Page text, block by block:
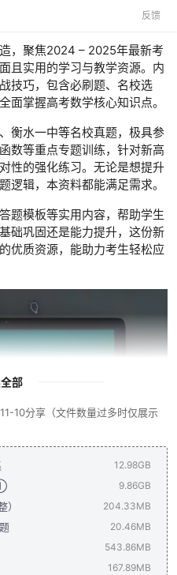
反馈
，聚焦2024 – 2025年最新考
且实用的学习与教学资源。内
技巧，包含必刷题、名校选
面掌握高考数学核心知识点。
衡水一中等名校真题，极具参
数等重点专题训练，针对新高
性的强化练习。无论是想提升
逻辑，本资料都能满足需求。
题模板等实用内容，帮助学生
础巩固还是能力提升，这份新
优质资源，能助力考生轻松应
部
10分享（文件数量过多时仅展示
12.98GB
9.86GB
） 204.33MB
线 教师版1.pdf 3.48MB
试题版.pdf 677.93KB
详解版.pdf 1.36MB
20.46MB
习题（解析版.5本合集）(1).pdf
习题（学生版.5本合集） (1).pdf
543.86MB
习 回归教材一本通 高中数学 答案
167.89MB